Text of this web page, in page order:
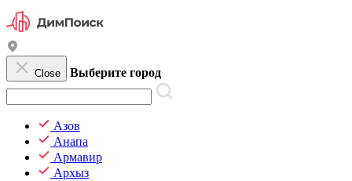
Close Выберите город
Азов
Анапа
Армавир
Архыз